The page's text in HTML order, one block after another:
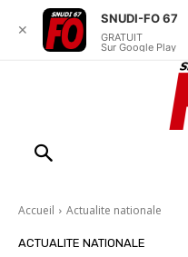
Accueil Actualite nationale
ACTUALITE NATIONALE
✕
SNUDI-FO 67
GRATUIT
Sur Google Play